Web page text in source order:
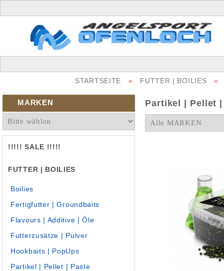
STARTSEITE » FUTTER | BOILIES »
MARKEN
!!!!! SALE !!!!!
FUTTER | BOILIES
Boilies
Fertigfutter | Groundbaits
Flavours | Additive | Öle
Futterzusätze | Pulver
Hookbaits | PopUps
Partikel | Pellet | Paste
Partikel | Pellet |